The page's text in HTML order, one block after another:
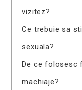
vizitez?
Ce trebuie sa
sexuala?
De ce folosesc
machiaje?